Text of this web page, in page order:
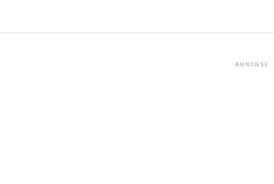
ANNONSE